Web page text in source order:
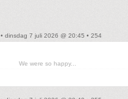
• dinsdag 7 juli 2026 @ 20:45 • 254
We were so happy...